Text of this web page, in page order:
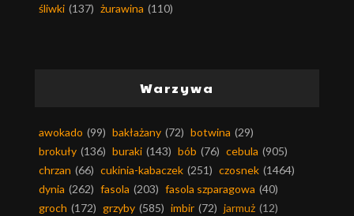
śliwki (137) żurawina (110)
Warzywa
awokado (99) bakłażany (72) botwina (29)
brokuły (136) buraki (143) bób (76) cebula (905)
chrzan (66) cukinia-kabaczek (251) czosnek (1464)
dynia (262) fasola (203) fasola szparagowa (40)
groch (172) grzyby (585) imbir (72) jarmuż (12)